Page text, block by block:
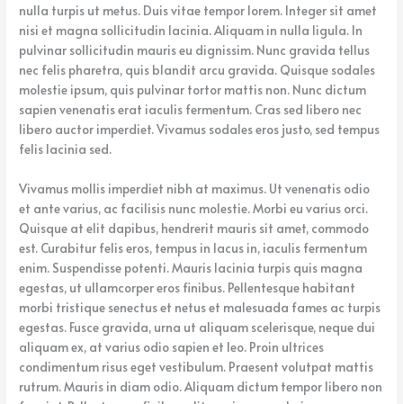
nulla turpis ut metus. Duis vitae tempor lorem. Integer sit amet
nisi et magna sollicitudin lacinia. Aliquam in nulla ligula. In
pulvinar sollicitudin mauris eu dignissim. Nunc gravida tellus
nec felis pharetra, quis blandit arcu gravida. Quisque sodales
molestie ipsum, quis pulvinar tortor mattis non. Nunc dictum
sapien venenatis erat iaculis fermentum. Cras sed libero nec
libero auctor imperdiet. Vivamus sodales eros justo, sed tempus
felis lacinia sed.
Vivamus mollis imperdiet nibh at maximus. Ut venenatis odio
et ante varius, ac facilisis nunc molestie. Morbi eu varius orci.
Quisque at elit dapibus, hendrerit mauris sit amet, commodo
est. Curabitur felis eros, tempus in lacus in, iaculis fermentum
enim. Suspendisse potenti. Mauris lacinia turpis quis magna
egestas, ut ullamcorper eros finibus. Pellentesque habitant
morbi tristique senectus et netus et malesuada fames ac turpis
egestas. Fusce gravida, urna ut aliquam scelerisque, neque dui
aliquam ex, at varius odio sapien et leo. Proin ultrices
condimentum risus eget vestibulum. Praesent volutpat mattis
rutrum. Mauris in diam odio. Aliquam dictum tempor libero non